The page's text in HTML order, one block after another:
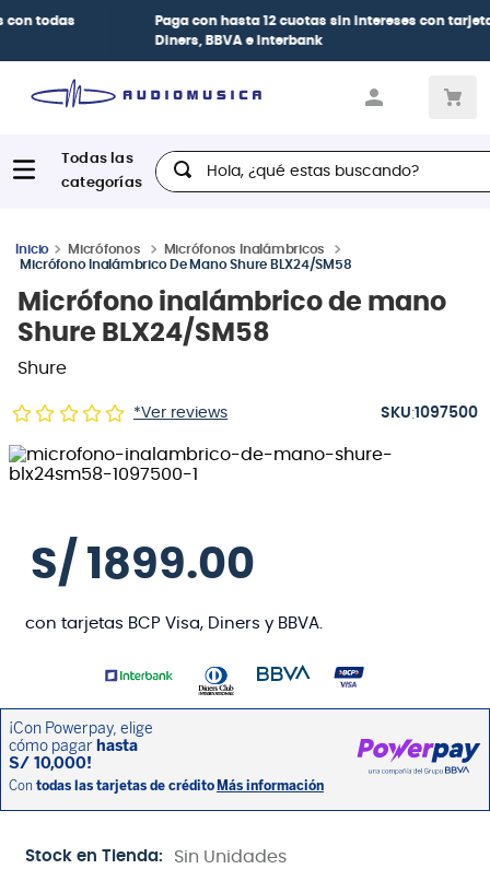
Paga con hasta 12 cuotas sin interesescon tarjetasBCP Visa,
Diners, BBVA e Interbank
Hola, ¿qué estas buscando?
Micrófonos
Micrófonos Inalámbricos
Micrófono Inalámbrico De Mano Shure BLX24/SM58
Micrófono inalámbrico de mano
Shure BLX24/SM58
Shure
*Ver reviews :1097500
S/ 1899.00
con tarjetas BCP Visa, Diners y BBVA.
Stock en Tienda: Sin Unidades